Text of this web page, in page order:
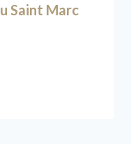
Saint Marc